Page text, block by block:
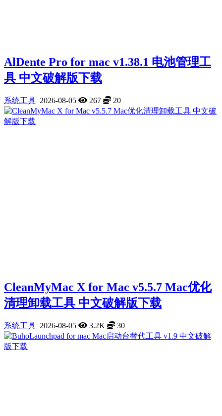
AlDente Pro for mac v1.38.1 电池管理工
具 中文破解版下载
系统工具 2026-08-05 267 20
CleanMyMac X for Mac v5.5.7 Mac优化
清理卸载工具 中文破解版下载
系统工具 2026-08-05 3.2K 30